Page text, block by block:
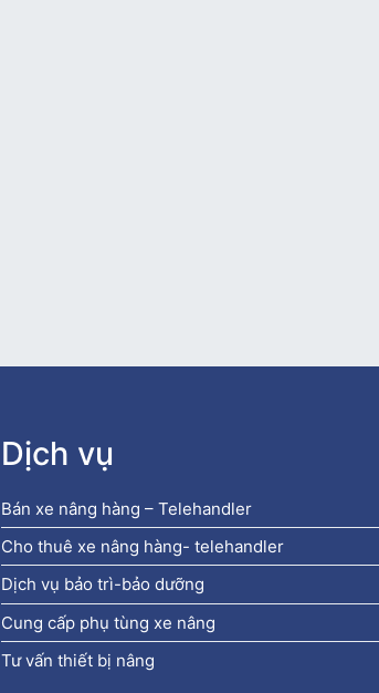
Dịch vụ
Bán xe nâng hàng – Telehandler
Cho thuê xe nâng hàng- telehandler
Dịch vụ bảo trì-bảo dưỡng
Cung cấp phụ tùng xe nâng
Tư vấn thiết bị nâng